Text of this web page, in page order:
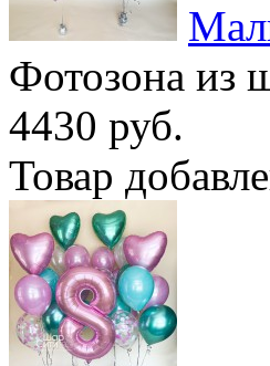
Фотозона из
4430 руб.
Товар